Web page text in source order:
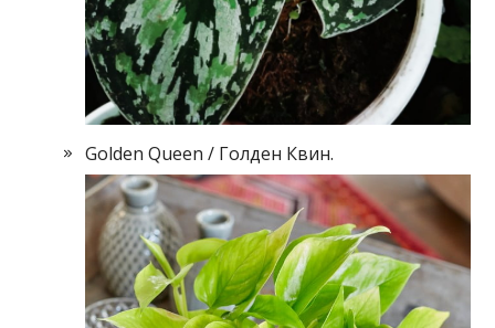
Golden Queen / Голден Квин.